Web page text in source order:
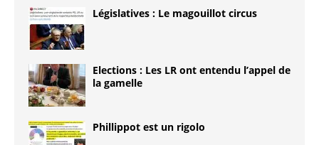
Législatives : Le magouillot circus
Elections : Les LR ont entendu l’appel de
la gamelle
Phillippot est un rigolo